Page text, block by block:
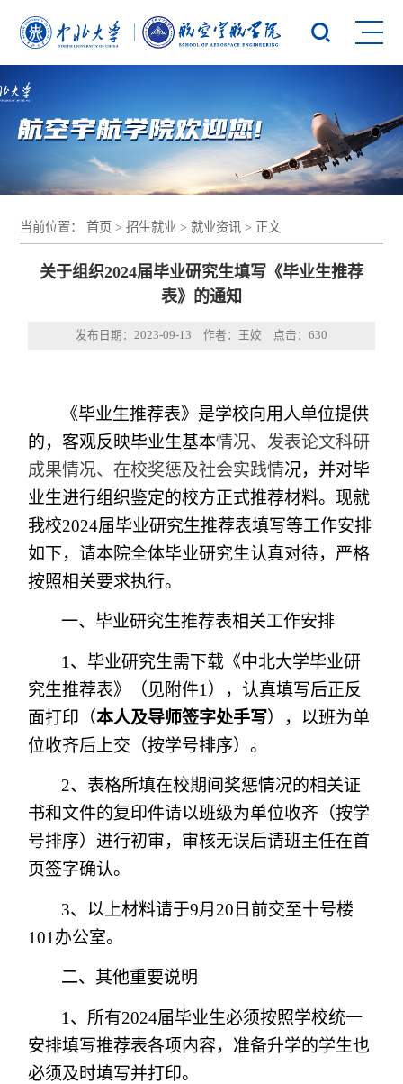
当前位置：首页 >招生就业 >就业资讯 > 正文
关于组织2024届毕业研究生填写《毕业生推荐
表》的通知
发布日期：2023-09-13 作者：王姣 点击： 630
《毕业生推荐表》是学校向用人单位提供
的，客观反映毕业生基本情况、发表论文科研
成果情况、在校奖惩及社会实践情况，并对毕
业生进行组织鉴定的校方正式推荐材料。现就
我校2024届毕业研究生推荐表填写等工作安排
如下，请本院全体毕业研究生认真对待，严格
按照相关要求执行。
一、毕业研究生推荐表相关工作安排
1 、毕业研究生需下载《中北大学毕业研
究生推荐表》（见附件1），认真填写后正反
面打印（本人及导师签字处手写），以班为单
位收齐后上交（按学号排序）。
2、表格所填在校期间奖惩情况的相关证
书和文件的复印件请以班级为单位收齐（按学
号排序）进行初审，审核无误后请班主任在首
页签字确认。
3、以上材料请于9月20日前交至十号楼
101办公室。
二、其他重要说明
1 、所有2024届毕业生必须按照学校统一
安排填写推荐表各项内容，准备升学的学生也
必须及时填写并打印。